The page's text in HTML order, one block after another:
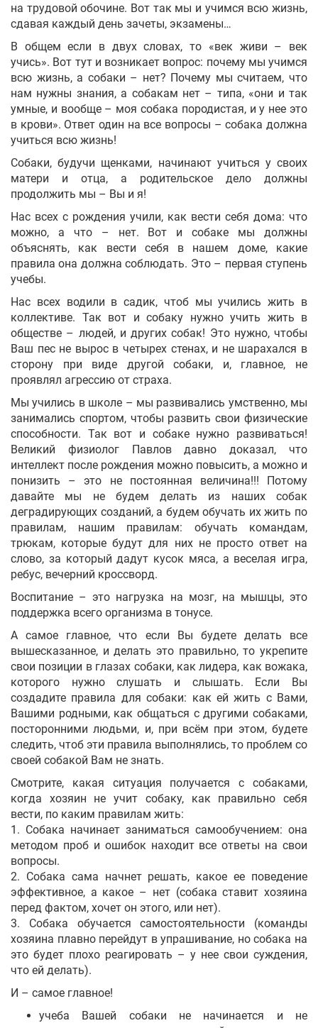
на трудовой обочине. Вот так мы и учимся всю жизнь,
сдавая каждый день зачеты, экзамены…
В общем если в двух словах, то «век живи – век
учись». Вот тут и возникает вопрос: почему мы учимся
всю жизнь, а собаки – нет? Почему мы считаем, что
нам нужны знания, а собакам нет – типа, «они и так
умные, и вообще – моя собака породистая, и у нее это
в крови». Ответ один на все вопросы – собака должна
учиться всю жизнь!
Собаки, будучи щенками, начинают учиться у своих
матери и отца, а родительское дело должны
продолжить мы – Вы и я!
Нас всех с рождения учили, как вести себя дома: что
можно, а что – нет. Вот и собаке мы должны
объяснять, как вести себя в нашем доме, какие
правила она должна соблюдать. Это – первая ступень
учебы.
Нас всех водили в садик, чтоб мы учились жить в
коллективе. Так вот и собаку нужно учить жить в
обществе – людей, и других собак! Это нужно, чтобы
Ваш пес не вырос в четырех стенах, и не шарахался в
сторону при виде другой собаки, и, главное, не
проявлял агрессию от страха.
Мы учились в школе – мы развивались умственно, мы
занимались спортом, чтобы развить свои физические
способности. Так вот и собаке нужно развиваться!
Великий физиолог Павлов давно доказал, что
интеллект после рождения можно повысить, а можно и
понизить – это не постоянная величина!!! Потому
давайте мы не будем делать из наших собак
деградирующих созданий, а будем обучать их жить по
правилам, нашим правилам: обучать командам,
трюкам, которые будут для них не просто ответ на
слово, за который дадут кусок мяса, а веселая игра,
ребус, вечерний кроссворд.
Воспитание – это нагрузка на мозг, на мышцы, это
поддержка всего организма в тонусе.
А самое главное, что если Вы будете делать все
вышесказанное, и делать это правильно, то укрепите
свои позиции в глазах собаки, как лидера, как вожака,
которого нужно слушать и слышать. Если Вы
создадите правила для собаки: как ей жить с Вами,
Вашими родными, как общаться с другими собаками,
посторонними людьми, и, при всём при этом, будете
следить, чтоб эти правила выполнялись, то проблем со
своей собакой Вам не знать.
Смотрите, какая ситуация получается с собаками,
когда хозяин не учит собаку, как правильно себя
вести, по каким правилам жить:
1. Собака начинает заниматься самообучением: она
методом проб и ошибок находит все ответы на свои
вопросы.
2. Собака сама начнет решать, какое ее поведение
эффективное, а какое – нет (собака ставит хозяина
перед фактом, хочет он этого, или нет).
3. Собака обучается самостоятельности (команды
хозяина плавно перейдут в упрашивание, но собака на
это будет плохо реагировать – у нее свои суждения,
что ей делать).
И – самое главное!
учеба Вашей собаки не начинается и не